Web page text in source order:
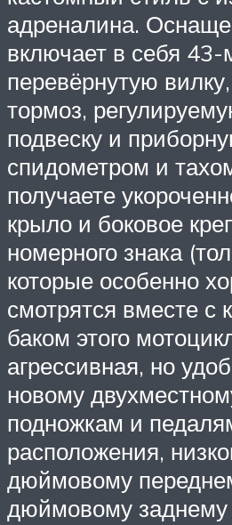
адреналина.
включает в себя
перевёрнутую
тормоз,
подвеску и
спидометром и
получаете
крыло и боковое
номерного знака
которые особенно
смотрятся вместе с
баком этого
агрессивная, но
новому
подножкам и
расположения,
дюймовому
дюймовому заднему